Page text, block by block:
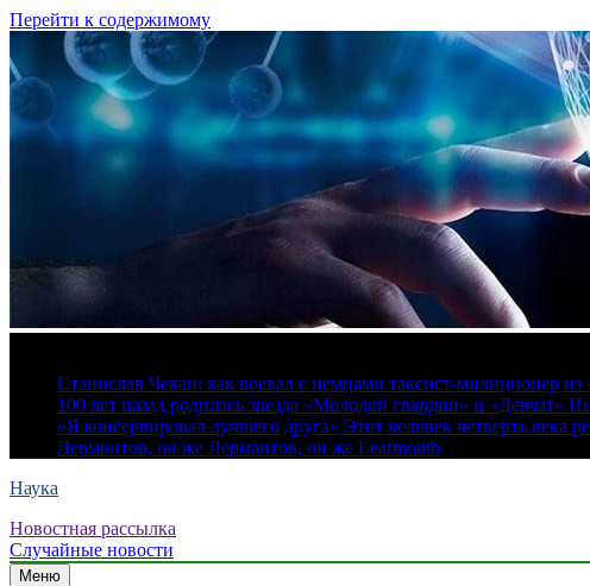
Перейти к содержимому
Станислав Чекан: как воевал с немцами таксист-милиционер
100 лет назад родилась звезда «Молодой гвардии» и «Девчат»
«Я консервировал лучшего друга» Этот человек четверть века
Лермонтов, он же Лермантов, он же Learmonth
Наука
Новостная рассылка
Случайные новости
Меню